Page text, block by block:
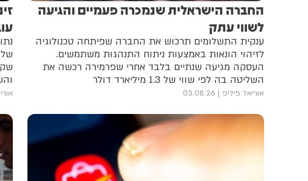
החברה הישראלית שנמכרה פעמיים והגיעה
לשווי עתק
ענקית התשלומים תרכוש את החברה שפיתחה טכנולוגיה
לזיהוי הונאות באמצעות ניתוח התנהגות משתמשים.
העסקה מגיעה שנתיים בלבד אחרי שפרמירה רכשה את
השליטה בה לפי שווי של 1.3 מיליארד דולר
אוריאל פיליפ 03.08.26